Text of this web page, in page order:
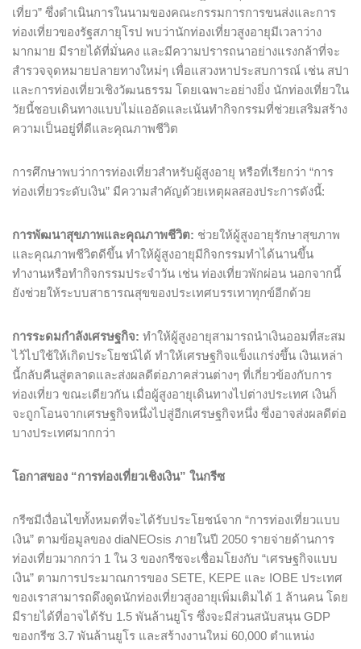
เที่ยว” ซึ่งดำเนินการในนามของคณะกรรมการการขนส่งและการ
ท่องเที่ยวของรัฐสภายุโรป พบว่านักท่องเที่ยวสูงอายุมีเวลาว่าง
มากมาย มีรายได้ที่มั่นคง และมีความปรารถนาอย่างแรงกล้าที่จะ
สำรวจจุดหมายปลายทางใหม่ๆ เพื่อแสวงหาประสบการณ์ เช่น สปา
และการท่องเที่ยวเชิงวัฒนธรรม โดยเฉพาะอย่างยิ่ง นักท่องเที่ยวใน
วัยนี้ชอบเดินทางแบบไม่แออัดและเน้นทำกิจกรรมที่ช่วยเสริมสร้าง
ความเป็นอยู่ที่ดีและคุณภาพชีวิต
การศึกษาพบว่าการท่องเที่ยวสำหรับผู้สูงอายุ หรือที่เรียกว่า “การ
ท่องเที่ยวระดับเงิน” มีความสำคัญด้วยเหตุผลสองประการดังนี้:
การพัฒนาสุขภาพและคุณภาพชีวิต: ช่วยให้ผู้สูงอายุรักษาสุขภาพ
และคุณภาพชีวิตดีขึ้น ทำให้ผู้สูงอายุมีกิจกรรมทำได้นานขึ้น
ทำงานหรือทำกิจกรรมประจำวัน เช่น ท่องเที่ยวพักผ่อน นอกจากนี้
ยังช่วยให้ระบบสาธารณสุขของประเทศบรรเทาทุกข์อีกด้วย
การระดมกำลังเศรษฐกิจ: ทำให้ผู้สูงอายุสามารถนำเงินออมที่สะสม
ไว้ไปใช้ให้เกิดประโยชน์ได้ ทำให้เศรษฐกิจแข็งแกร่งขึ้น เงินเหล่า
นี้กลับคืนสู่ตลาดและส่งผลดีต่อภาคส่วนต่างๆ ที่เกี่ยวข้องกับการ
ท่องเที่ยว ขณะเดียวกัน เมื่อผู้สูงอายุเดินทางไปต่างประเทศ เงินก็
จะถูกโอนจากเศรษฐกิจหนึ่งไปสู่อีกเศรษฐกิจหนึ่ง ซึ่งอาจส่งผลดีต่อ
บางประเทศมากกว่า
โอกาสของ “การท่องเที่ยวเชิงเงิน” ในกรีซ
กรีซมีเงื่อนไขทั้งหมดที่จะได้รับประโยชน์จาก “การท่องเที่ยวแบบ
เงิน” ตามข้อมูลของ diaNEOsis ภายในปี 2050 รายจ่ายด้านการ
ท่องเที่ยวมากกว่า 1 ใน 3 ของกรีซจะเชื่อมโยงกับ “เศรษฐกิจแบบ
เงิน” ตามการประมาณการของ SETE, KEPE และ IOBE ประเทศ
ของเราสามารถดึงดูดนักท่องเที่ยวสูงอายุเพิ่มเติมได้ 1 ล้านคน โดย
มีรายได้ที่อาจได้รับ 1.5 พันล้านยูโร ซึ่งจะมีส่วนสนับสนุน GDP
ของกรีซ 3.7 พันล้านยูโร และสร้างงานใหม่ 60,000 ตำแหน่ง